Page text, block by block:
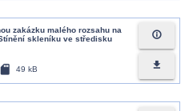
zakázku malého rozsahu na
skleníku ve středisku
sd_card 49 kB
info_outline
file_download